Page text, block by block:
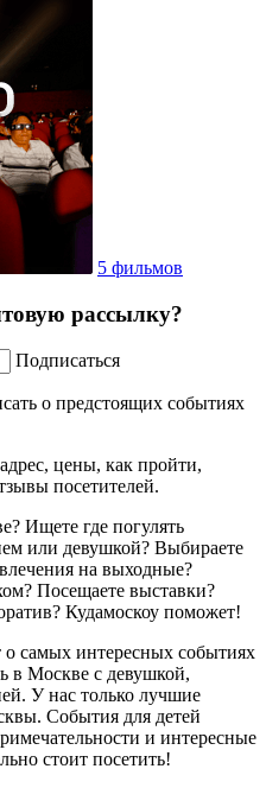
5 фильмов
рассылку?
Подписаться
о предстоящих событиях
цены, как пройти,
посетителей.
Ищете где погулять
или девушкой? Выбираете
на выходные?
Посещаете выставки?
Кудамоскоу поможет!
самых интересных событиях
в Москве с девушкой,
У нас только лучшие
События для детей
и интересные
стоит посетить!